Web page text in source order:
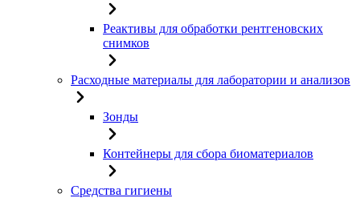
Реактивы для обработки рентгеновских
снимков
Расходные материалы для лаборатории и анализов
Зонды
Контейнеры для сбора биоматериалов
Средства гигиены